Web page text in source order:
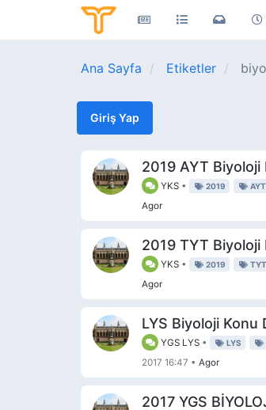
Ana Sayfa Etiketler
Giriş Yap
2019 AYT Biyoloji
YKS • 2019 AYT
Agor
2019 TYT Biyoloji
YKS • 2019 TYT
Agor
LYS Biyoloji Konu
YGS LYS • LYS
2017 16:47 • Agor
2017 YGS